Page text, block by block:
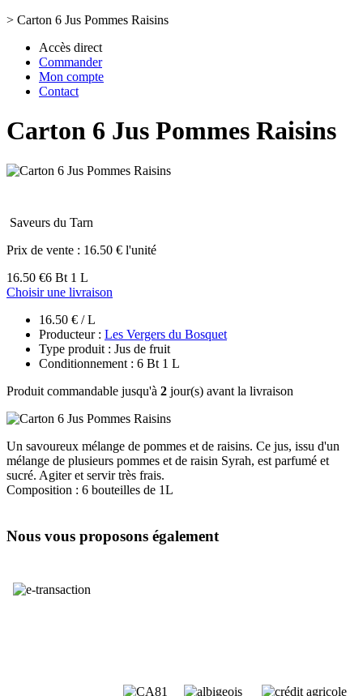
> Carton 6 Jus Pommes Raisins
Accès direct
Commander
Mon compte
Contact
Carton 6 Jus Pommes Raisins
Saveurs du Tarn
Prix de vente : 16.50 € l'unité
16.50 €6 Bt 1 L
Choisir une livraison
16.50 € / L
Producteur : Les Vergers du Bosquet
Type produit : Jus de fruit
Conditionnement : 6 Bt 1 L
Produit commandable jusqu'à 2 jour(s) avant la livraison
Un savoureux mélange de pommes et de raisins. Ce jus, issu d'un
mélange de plusieurs pommes et de raisin Syrah, est parfumé et
sucré. Agiter et servir très frais.
Composition : 6 bouteilles de 1L
Nous vous proposons également